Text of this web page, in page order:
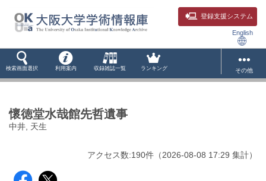
登録支援システム
English
検索画面選択 利用案内 収録雑誌一覧 ランキング その他
懷徳堂水哉館先哲遺事
中井, 天生
アクセス数:190件 （2026-08-08 17:29 集計）